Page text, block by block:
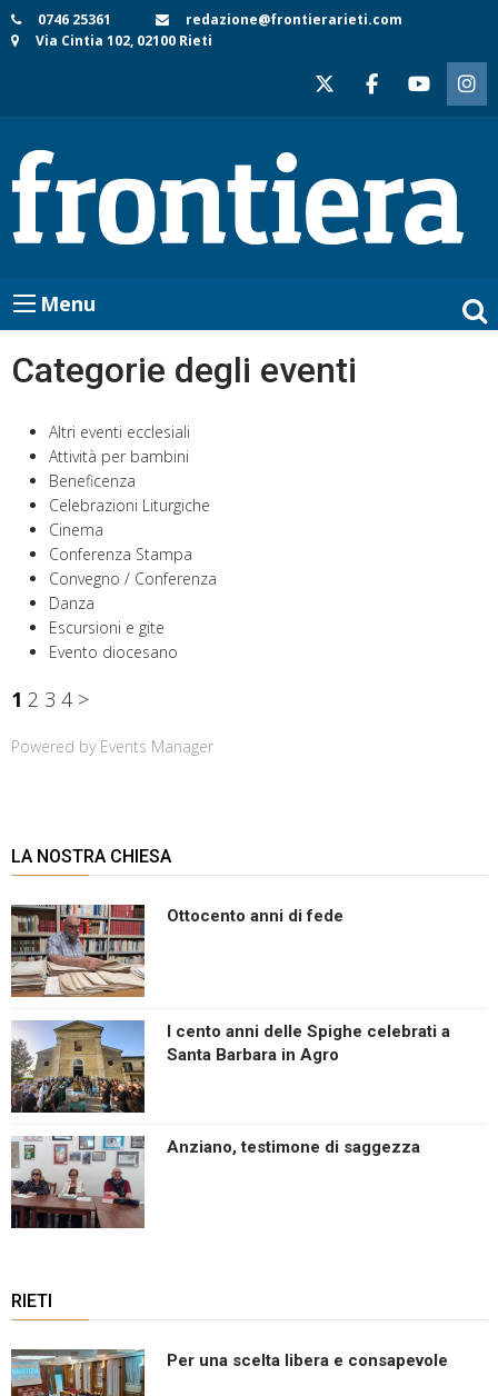
Skip
to
0746 25361
redazione@frontierarieti.com
Via Cintia 102, 02100 Rieti
Menu
Categorie degli eventi
Altri eventi ecclesiali
Attività per bambini
Beneficenza
Celebrazioni Liturgiche
Cinema
Conferenza Stampa
Convegno / Conferenza
Danza
Escursioni e gite
Evento diocesano
1 2 3 4 >
Powered by Events Manager
LA NOSTRA CHIESA
Ottocento anni di fede
I cento anni delle Spighe celebrati a
Santa Barbara in Agro
Anziano, testimone di saggezza
RIETI
Per una scelta libera e consapevole